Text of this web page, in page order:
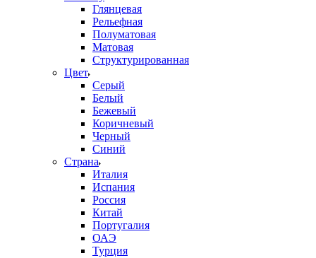
Глянцевая
Рельефная
Полуматовая
Матовая
Структурированная
Цвет
Серый
Белый
Бежевый
Коричневый
Черный
Синий
Страна
Италия
Испания
Россия
Китай
Португалия
ОАЭ
Турция